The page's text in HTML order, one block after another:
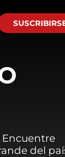
Encuentre
del